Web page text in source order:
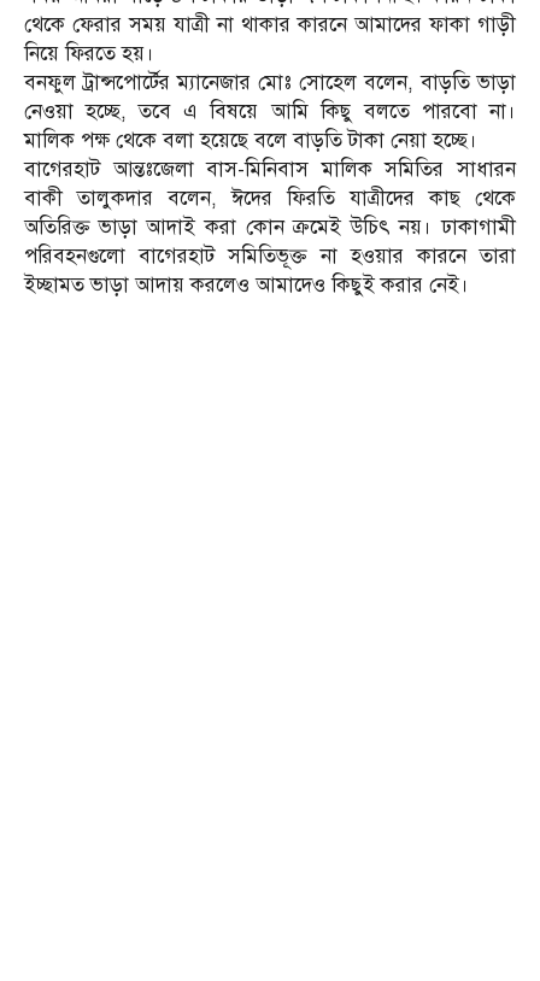
থেকে ফেরার সময় যাত্রী না থাকার কারনে আমাদের ফাকা গাড়ী
নিয়ে ফিরতে হয়।
বনফুল ট্রান্সপোর্টের ম্যানেজার মোঃ সোহেল বলেন, বাড়তি ভাড়া
নেওয়া হচ্ছে, তবে এ বিষয়ে আমি কিছু বলতে পারবো না।
মালিক পক্ষ থেকে বলা হয়েছে বলে বাড়তি টাকা নেয়া হচ্ছে।
বাগেরহাট আন্তঃজেলা বাস-মিনিবাস মালিক সমিতির সাধারন
বাকী তালুকদার বলেন, ঈদের ফিরতি যাত্রীদের কাছ থেকে
অতিরিক্ত ভাড়া আদাই করা কোন ক্রমেই উচিৎ নয়। ঢাকাগামী
পরিবহনগুলো বাগেরহাট সমিতিভূক্ত না হওয়ার কারনে তারা
ইচ্ছামত ভাড়া আদায় করলেও আমাদেও কিছুই করার নেই।